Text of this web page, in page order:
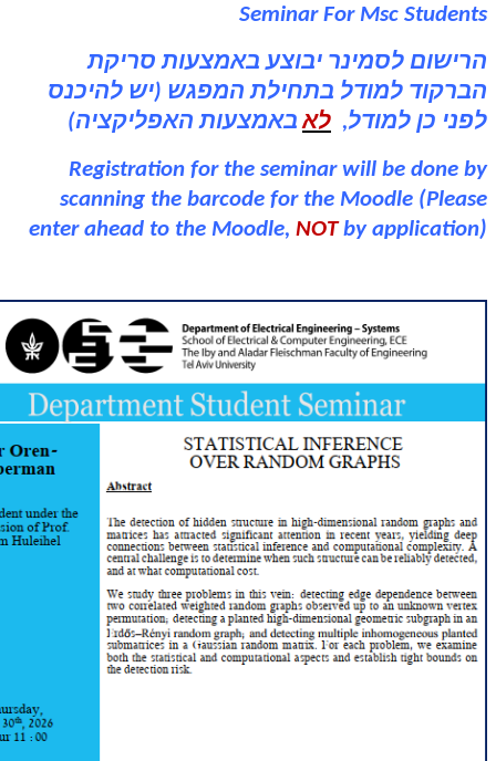
Seminar For Msc Students
הרישום לסמינר יבוצע באמצעות סריקת
הברקוד למודל בתחילת המפגש (יש להיכנס
לפני כן למודל, לא באמצעות האפליקציה)
Registration for the seminar will be done by
scanning the barcode for the Moodle (Please
enter ahead to the Moodle, NOTby application)